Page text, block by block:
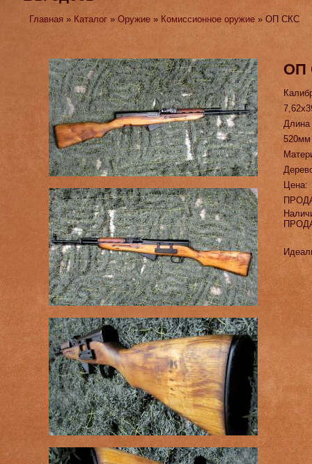
Главная » Каталог »Оружие » Комиссионное оружие » ОП СКС
ОП
520мм
Цена: